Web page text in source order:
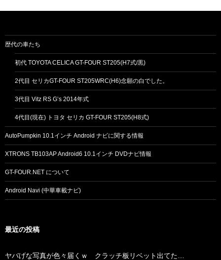
歴代の車たち
初代 TOYOTA CELICA GT-FOUR ST205(H7式/黒)
2代目 セリカGT-FOUR ST205WRC(H6)念願の白でした。
3代目 Vitz RS G’s 2014年式
4代目(現在) トヨタ セリカ GT-FOUR ST205(H8式)
AutoPumpkin 10.1インチ Android ナビに関する情報
XTRONS TB103AP Android6 10.1インチ DVDナビ情報
GT-FOUR.NET について
Android Navi (中華車載ナビ)
最近の投稿
ヤバげな写真が色々届くｗ クラッチ板リベット出てた…